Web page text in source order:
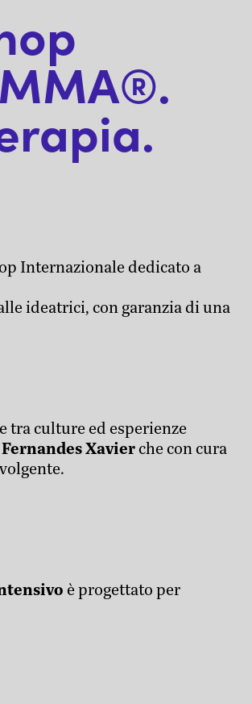
Internazionale dedicato a
ideatrici, con garanzia di una
tra culture ed esperienze
Xavierche con cura
è progettato per